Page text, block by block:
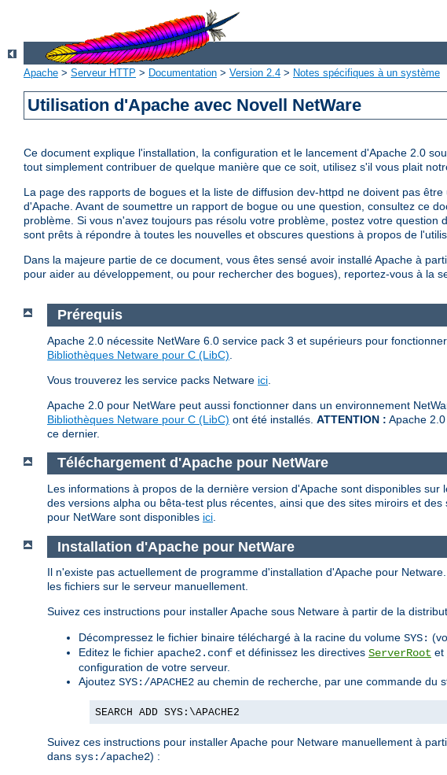
Apache > Serveur HTTP > Documentation > Version 2.4 > Notes spécifiques à un système
Utilisation d'Apache avec Novell NetWare
Ce document explique l'installation, la configuration et le lancement d'Apache 2.0
tout simplement contribuer de quelque manière que ce soit, utilisez s'il vous plait
La page des rapports de bogues et la liste de diffusion dev-httpd ne doivent pas
d'Apache. Avant de soumettre un rapport de bogue ou une question, consultez ce
problème. Si vous n'avez toujours pas résolu votre problème, postez votre question
sont prêts à répondre à toutes les nouvelles et obscures questions à propos de
Dans la majeure partie de ce document, vous êtes sensé avoir installé Apache à
pour aider au développement, ou pour rechercher des bogues), reportez-vous à la
Prérequis
Apache 2.0 nécessite NetWare 6.0 service pack 3 et supérieurs pour
Bibliothèques Netware pour C (LibC)
Vous trouverez les service packs Netware ici
Apache 2.0 pour NetWare peut aussi fonctionner dans un environnement
Bibliothèques Netware pour C (LibC) ont été installés. ATTENTION : Apache
ce dernier.
Téléchargement d'Apache pour NetWare
Les informations à propos de la dernière version d'Apache sont disponibles sur
des versions alpha ou bêta-test plus récentes, ainsi que des sites miroirs et
pour NetWare sont disponibles ici
Installation d'Apache pour NetWare
Il n'existe pas actuellement de programme d'installation d'Apache pour
les fichiers sur le serveur manuellement.
Suivez ces instructions pour installer Apache sous Netware à partir de la
Décompressez le fichier binaire téléchargé à la racine du volume SYS:
Editez le fichier apache2.conf et définissez les directives ServerRoot et
configuration de votre serveur.
Ajoutez SYS:/APACHE2 au chemin de recherche, par une commande du
SEARCH ADD SYS:\APACHE2
Suivez ces instructions pour installer Apache pour Netware manuellement à
dans sys:/apache2) :